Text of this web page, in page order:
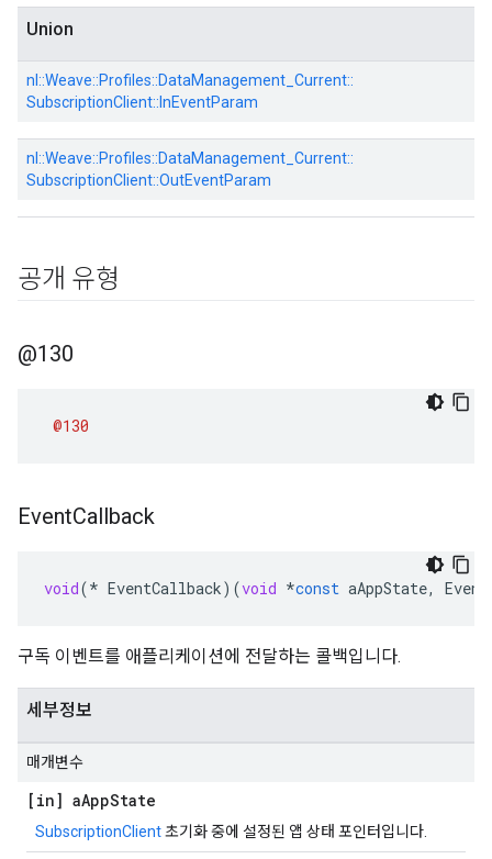
Union
nl::Weave::Profiles::DataManagement_Current::
SubscriptionClient:: InEventParam
nl::Weave::Profiles::DataManagement_Current::
SubscriptionClient::OutEventParam
공개 유형
@130
@130
EventCallback
void(* EventCallback)(void *const aAppState,
구독 이벤트를 애플리케이션에 전달하는 콜백입니다.
세부정보
매개변수
[in] aAppState
SubscriptionClient초기화 중에 설정된 앱 상태 포인터입니다.